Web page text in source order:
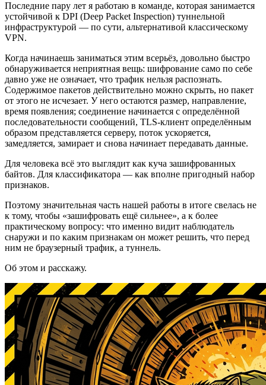
Последние пару лет я работаю в команде, которая занимается
устойчивой к DPI (Deep Packet Inspection) туннельной
инфраструктурой — по сути, альтернативой классическому
VPN.
Когда начинаешь заниматься этим всерьёз, довольно быстро
обнаруживается неприятная вещь: шифрование само по себе
давно уже не означает, что трафик нельзя распознать.
Содержимое пакетов действительно можно скрыть, но пакет
от этого не исчезает. У него остаются размер, направление,
время появления; соединение начинается с определённой
последовательности сообщений, TLS-клиент определённым
образом представляется серверу, поток ускоряется,
замедляется, замирает и снова начинает передавать данные.
Для человека всё это выглядит как куча зашифрованных
байтов. Для классификатора — как вполне пригодный набор
признаков.
Поэтому значительная часть нашей работы в итоге свелась не
к тому, чтобы «зашифровать ещё сильнее», а к более
практическому вопросу: что именно видит наблюдатель
снаружи и по каким признакам он может решить, что перед
ним не браузерный трафик, а туннель.
Об этом и расскажу.